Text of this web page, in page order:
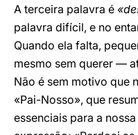
A terceira palavra é
palavra difícil, e no
Quando ela falta,
mesmo sem querer —
Não é sem motivo que
«Pai-Nosso», que
essenciais para a